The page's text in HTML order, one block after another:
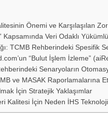
Önemi ve Karşılaşılan
Veri Odaklı
TCMB Rehberindeki Spesifik
“Bulut İşlem İzleme”
Senaryoların
ve MASAK Raporlamalarına
İçin Stratejik Yaklaşımlar
Kalitesi İçin Neden İHS